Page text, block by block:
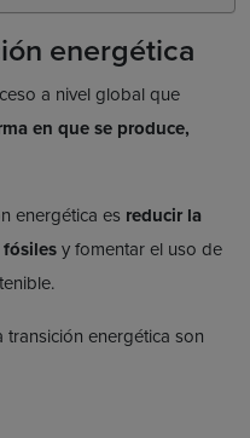
energética
a nivel global que
en que se produce,
energética es reducir la
y fomentar el uso de
energética son